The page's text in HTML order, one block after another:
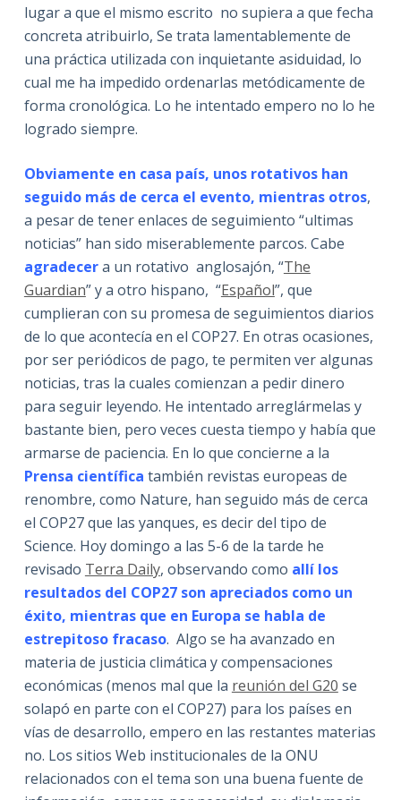
lugar a que el mismo escrito no supiera a que fecha
concreta atribuirlo, Se trata lamentablemente de
una práctica utilizada con inquietante asiduidad, lo
cual me ha impedido ordenarlas metódicamente de
forma cronológica. Lo he intentado empero no lo he
logrado siempre.
Obviamente en casa país, unos rotativos han
seguido más de cerca el evento, mientras otros,
a pesar de tener enlaces de seguimiento “ultimas
noticias” han sido miserablemente parcos. Cabe
agradecera un rotativo anglosajón, “The
Guardian” y a otro hispano, “Español”, que
cumplieran con su promesa de seguimientos diarios
de lo que acontecía en el COP27. En otras ocasiones,
por ser periódicos de pago, te permiten ver algunas
noticias, tras la cuales comienzan a pedir dinero
para seguir leyendo. He intentado arreglármelas y
bastante bien, pero veces cuesta tiempo y había que
armarse de paciencia. En lo que concierne a la
Prensa científica también revistas europeas de
renombre, como Nature, han seguido más de cerca
el COP27 que las yanques, es decir del tipo de
Science. Hoy domingo a las 5-6 de la tarde he
revisado Terra Daily, observando como allí los
resultados del COP27 son apreciados como un
éxito, mientras que en Europa se habla de
estrepitoso fracaso. Algo se ha avanzado en
materia de justicia climática y compensaciones
económicas (menos mal que la reunión del G20 se
solapó en parte con el COP27) para los países en
vías de desarrollo, empero en las restantes materias
no. Los sitios Web institucionales de la ONU
relacionados con el tema son una buena fuente de